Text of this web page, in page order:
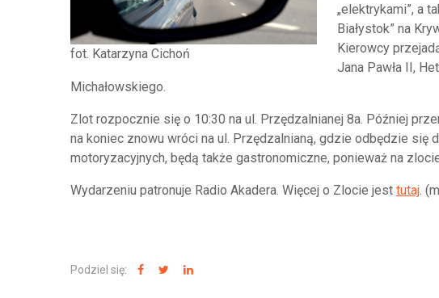
fot. Katarzyna Cichoń
„elektrykami”, a
Białystok” na
Kierowcy
Jana Pawła II,
Michałowskiego.
Zlot rozpocznie się o 10:30 na ul. Przędzalnianej 8a. Później
na koniec znowu wróci na ul. Przędzalnianą, gdzie odbędzie się
motoryzacyjnych, będą także gastronomiczne, ponieważ na
Wydarzeniu patronuje Radio Akadera. Więcej o Zlocie jest tutaj.
Podziel się: